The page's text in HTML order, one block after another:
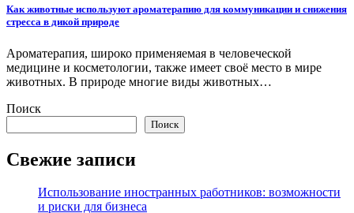
Как животные используют ароматерапию для коммуникации и снижения
стресса в дикой природе
Ароматерапия, широко применяемая в человеческой
медицине и косметологии, также имеет своё место в мире
животных. В природе многие виды животных…
Поиск
Поиск
Свежие записи
Использование иностранных работников: возможности
и риски для бизнеса